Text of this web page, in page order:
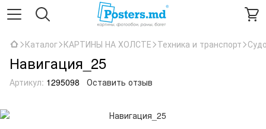
Каталог КАРТИНЫ НА ХОЛСТЕ Техника и транспорт
Навигация_25
Артикул: 1295098 Оставить отзыв